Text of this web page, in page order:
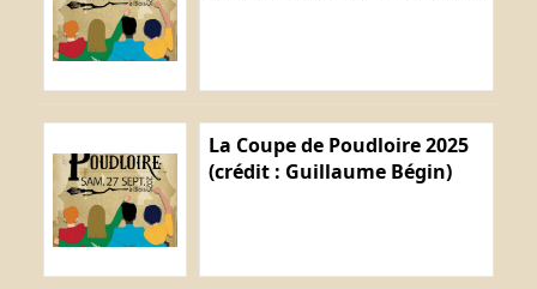
La Coupe de Poudloire 2025
(crédit : Guillaume Bégin)